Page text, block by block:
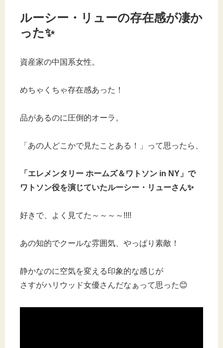
ルーシー・リューの存在感が凄か
った✨
資産家の中国系女性。
めちゃくちゃ存在感あった！
品があるのに圧倒的オーラ。
「あの人どこかで見たことある！」って思ったら、
「エレメンタリー ホームズ＆ワトソン in NY」で
ワトソン役を演じていたルーシー・リューさん✨
好きで、よく見てた～～～～!!!!
あの知的でクールな雰囲気、やっぱり素敵！
静かなのに空気を変える印象的な感じが
さすがハリウッド女優さんだなぁって思った😊